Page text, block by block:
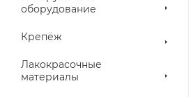
оборудование
Крепёж
Лакокрасочные
материалы